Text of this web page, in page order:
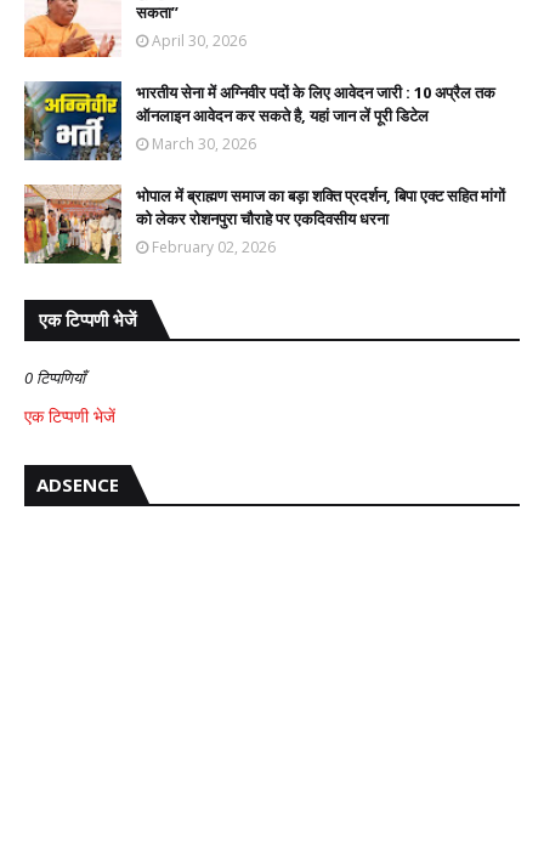
सकता”
April 30, 2026
भारतीय सेना में अग्निवीर पदों के लिए आवेदन जारी : 10 अप्रैल तक
ऑनलाइन आवेदन कर सकते है, यहां जान लें पूरी डिटेल
March 30, 2026
भोपाल में ब्राह्मण समाज का बड़ा शक्ति प्रदर्शन, बिपा एक्ट सहित मांगों
को लेकर रोशनपुरा चौराहे पर एकदिवसीय धरना
February 02, 2026
एक टिप्पणी भेजें
0 टिप्पणियाँ
एक टिप्पणी भेजें
ADSENCE